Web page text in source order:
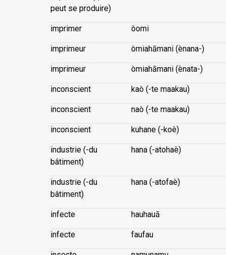
peut se produire)
imprimer òomi
imprimeur òmiahāmani (ènana-)
imprimeur òmiahāmani (ènata-)
inconscient kaò (-te maakau)
inconscient naò (-te maakau)
inconscient kuhane (-koè)
industrie (-du
bâtiment)
hana (-atohaè)
industrie (-du
bâtiment)
hana (-atofaè)
infecte hauhauā
infecte faufau